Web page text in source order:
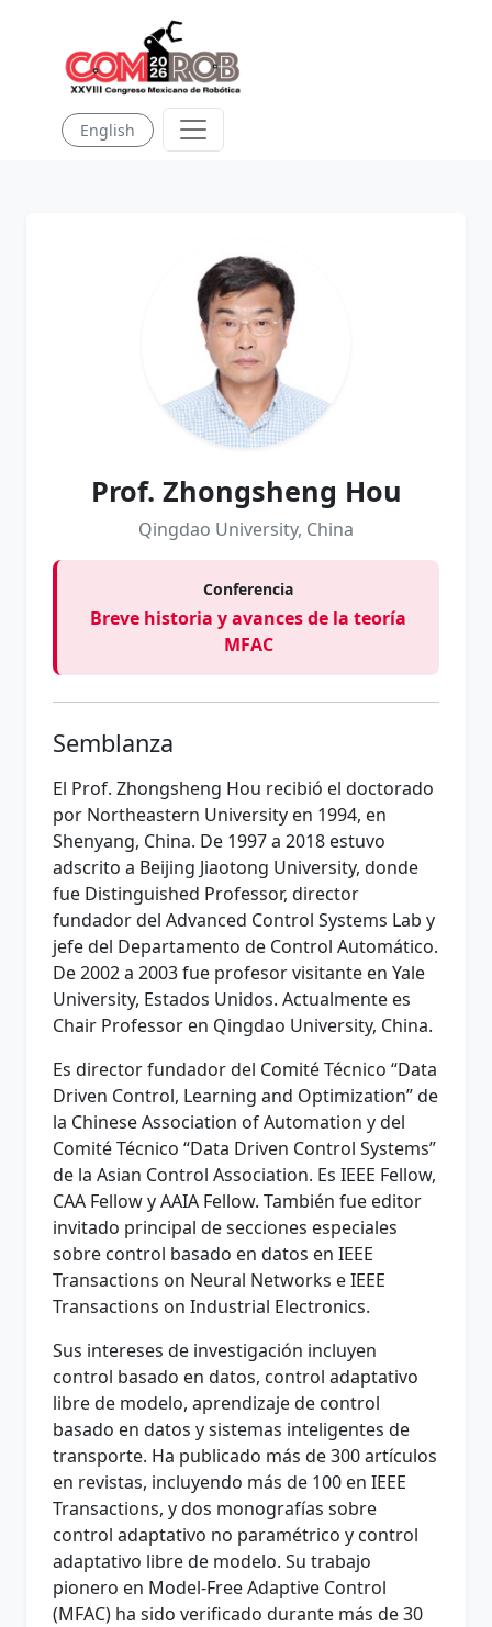
English
Prof. Zhongsheng Hou
Qingdao University, China
Conferencia
Breve historia y avances de la teoría
MFAC
Semblanza
El Prof. Zhongsheng Hou recibió el doctorado
por Northeastern University en 1994, en
Shenyang, China. De 1997 a 2018 estuvo
adscrito a Beijing Jiaotong University, donde
fue Distinguished Professor, director
fundador del Advanced Control Systems Lab y
jefe del Departamento de Control Automático.
De 2002 a 2003 fue profesor visitante en Yale
University, Estados Unidos. Actualmente es
Chair Professor en Qingdao University, China.
Es director fundador del Comité Técnico “Data
Driven Control, Learning and Optimization” de
la Chinese Association of Automation y del
Comité Técnico “Data Driven Control Systems”
de la Asian Control Association. Es IEEE Fellow,
CAA Fellow y AAIA Fellow. También fue editor
invitado principal de secciones especiales
sobre control basado en datos en IEEE
Transactions on Neural Networks e IEEE
Transactions on Industrial Electronics.
Sus intereses de investigación incluyen
control basado en datos, control adaptativo
libre de modelo, aprendizaje de control
basado en datos y sistemas inteligentes de
transporte. Ha publicado más de 300 artículos
en revistas, incluyendo más de 100 en IEEE
Transactions, y dos monografías sobre
control adaptativo no paramétrico y control
adaptativo libre de modelo. Su trabajo
pionero en Model-Free Adaptive Control
(MFAC) ha sido verificado durante más de 30